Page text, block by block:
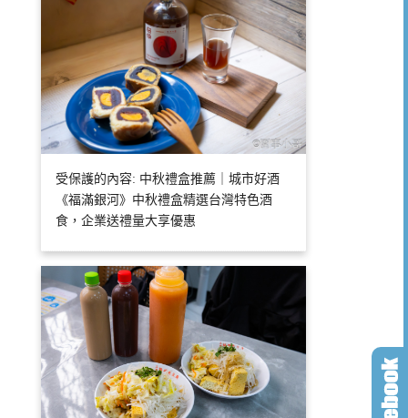
受保護的內容: 中秋禮盒推薦｜城市好酒
《福滿銀河》中秋禮盒精選台灣特色酒
食，企業送禮量大享優惠